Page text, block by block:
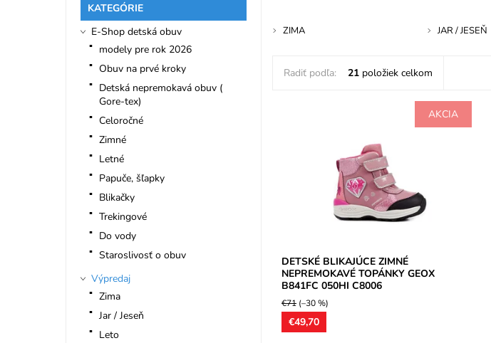
ZIMA JAR / JESEŇ
Radiť podľa: 21položiek celkom
AKCIA
s membránou Amphibiox na dva suché
zipsy. Zvršok kombinácia textilných...
Skladom
Geox
2 roky
DETSKÉ BLIKAJÚCE ZIMNÉ
NEPREMOKAVÉ TOPÁNKY GEOX
B841FC 050HI C8006
€71 (–30 %)
€49,70
KATEGÓRIE
E-Shop detská obuv
modely pre rok 2026
Obuv na prvé kroky
Detská nepremokavá obuv (
Gore-tex)
Celoročné
Zimné
Letné
Papuče, šľapky
Blikačky
Trekingové
Do vody
Staroslivosť o obuv
Výpredaj
Zima
Jar / Jeseň
Leto